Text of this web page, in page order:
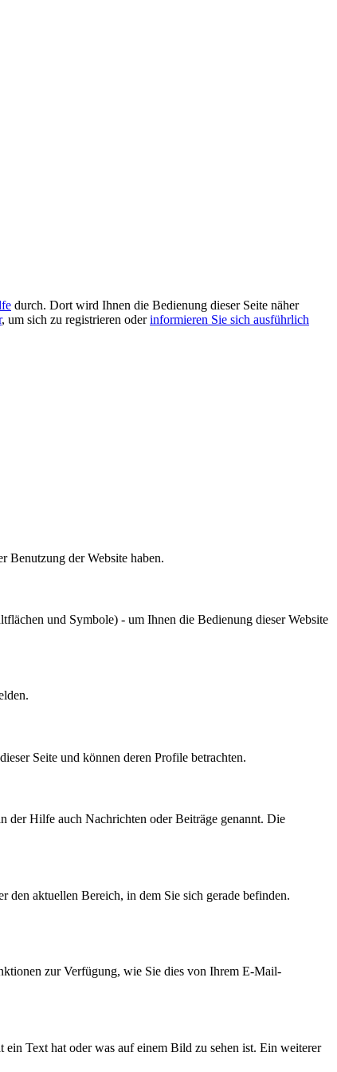
durch. Dort wird Ihnen die Bedienung dieser Seite näher
, um sich zu registrieren oderinformieren Sie sich ausführlich
Benutzung der Website haben.
und Symbole) - um Ihnen die Bedienung dieser Website
Seite und können deren Profile betrachten.
der Hilfe auch Nachrichten oder Beiträge genannt. Die
den aktuellen Bereich, in dem Sie sich gerade befinden.
zur Verfügung, wie Sie dies von Ihrem E-Mail-
Text hat oder was auf einem Bild zu sehen ist. Ein weiterer